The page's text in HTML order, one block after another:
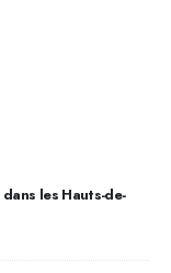
les Hauts-de-